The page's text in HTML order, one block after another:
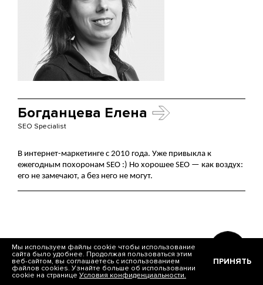
Мы используем файлы cookie чтобы использование
сайта было удобнее. Продолжая пользоваться этим
веб-сайтом, вы соглашаетесь с использованием
файлов cookies. Узнайте больше об использовании
cookie на странице Условия конфиденциальности.
ПРИНЯТЬ
Богданцева Елена
SEO Specialist
В интернет-маркетинге с 2010 года. Уже привыкла к
ежегодным похоронам SEO :) Но хорошее SEO — как воздух:
его не замечают, а без него не могут.
Многоуровневые редиректы